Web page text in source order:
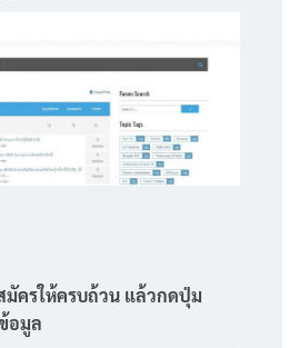
ครให้ครบถ้วน แล้วกดปุ่ม
อมูล